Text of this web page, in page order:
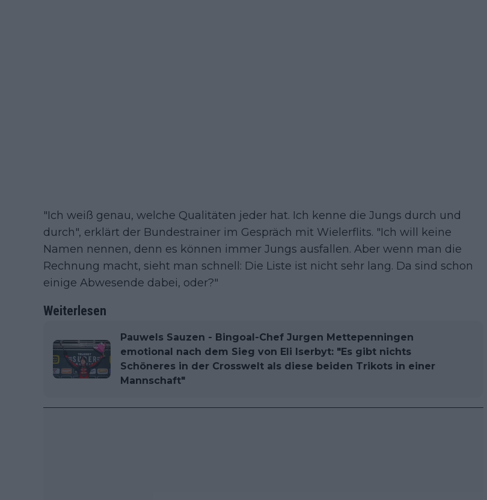
"Ich weiß genau, welche Qualitäten jeder hat. Ich kenne die Jungs durch und
durch", erklärt der Bundestrainer im Gespräch mit Wielerflits. "Ich will keine
Namen nennen, denn es können immer Jungs ausfallen. Aber wenn man die
Rechnung macht, sieht man schnell: Die Liste ist nicht sehr lang. Da sind schon
einige Abwesende dabei, oder?"
Weiterlesen
Pauwels Sauzen - Bingoal-Chef Jurgen Mettepenningen
emotional nach dem Sieg von Eli Iserbyt: "Es gibt nichts
Schöneres in der Crosswelt als diese beiden Trikots in einer
Mannschaft"